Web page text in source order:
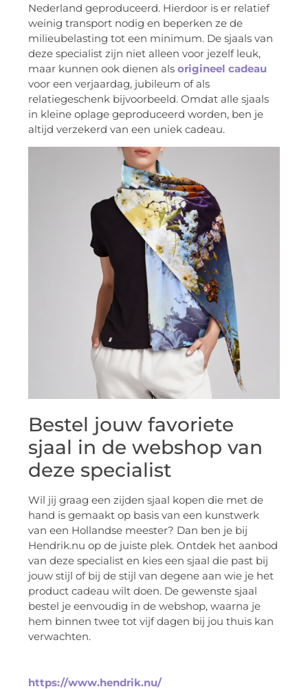
Nederland geproduceerd. Hierdoor is er relatief
weinig transport nodig en beperken ze de
milieubelasting tot een minimum. De sjaals van
deze specialist zijn niet alleen voor jezelf leuk,
maar kunnen ook dienen als origineel cadeau
voor een verjaardag, jubileum of als
relatiegeschenk bijvoorbeeld. Omdat alle sjaals
in kleine oplage geproduceerd worden, ben je
altijd verzekerd van een uniek cadeau.
Bestel jouw favoriete
sjaal in de webshop van
deze specialist
Wil jij graag een zijden sjaal kopen die met de
hand is gemaakt op basis van een kunstwerk
van een Hollandse meester? Dan ben je bij
Hendrik.nu op de juiste plek. Ontdek het aanbod
van deze specialist en kies een sjaal die past bij
jouw stijl of bij de stijl van degene aan wie je het
product cadeau wilt doen. De gewenste sjaal
bestel je eenvoudig in de webshop, waarna je
hem binnen twee tot vijf dagen bij jou thuis kan
verwachten.
https://www.hendrik.nu/